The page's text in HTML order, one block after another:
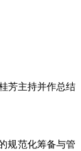
芳主持并作总结
规范化筹备与管